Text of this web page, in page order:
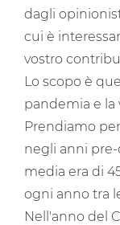
dagli
cui è
vostro
Lo scopo è
pandemia e la
Prendiamo
negli anni pre-
media era di
ogni anno tra
Nell'anno del